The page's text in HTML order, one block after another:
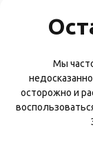
Мы
осторожно и